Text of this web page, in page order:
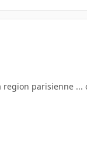
parisienne ...